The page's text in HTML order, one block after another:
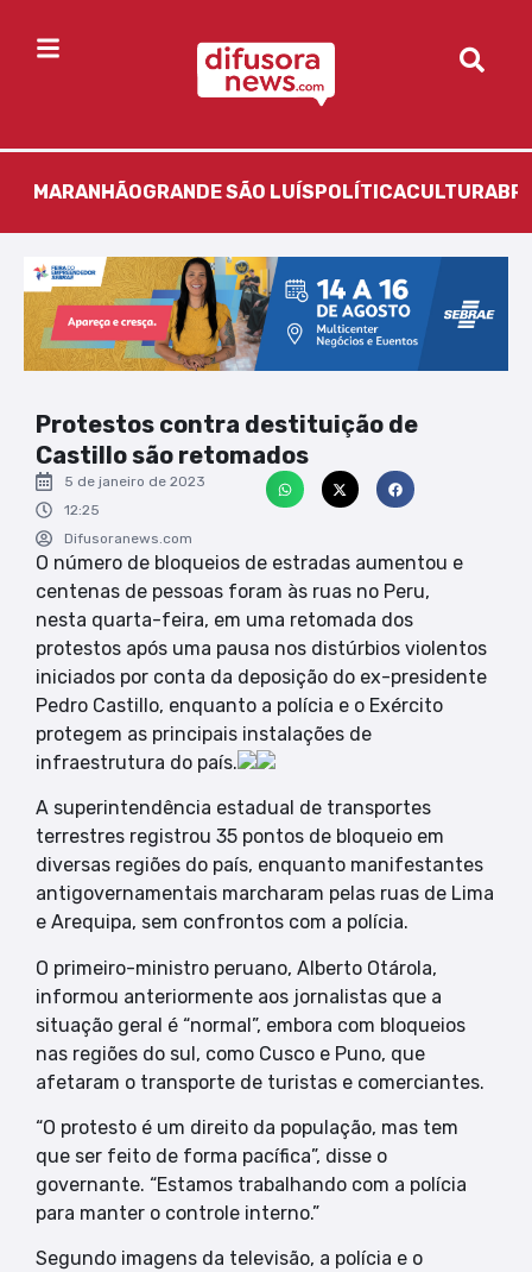
MARANHÃOGRANDE SÃO LUÍS POLÍTICACULTURA
Protestos contra destituição de
Castillo são retomados
5 de janeiro de 2023
12:25
Difusoranews.com
O número de bloqueios de estradas aumentou e
centenas de pessoas foram às ruas no Peru,
nesta quarta-feira, em uma retomada dos
protestos após uma pausa nos distúrbios violentos
iniciados por conta da deposição do ex-presidente
Pedro Castillo, enquanto a polícia e o Exército
protegem as principais instalações de
infraestrutura do país.
A superintendência estadual de transportes
terrestres registrou 35 pontos de bloqueio em
diversas regiões do país, enquanto manifestantes
antigovernamentais marcharam pelas ruas de Lima
e Arequipa, sem confrontos com a polícia.
O primeiro-ministro peruano, Alberto Otárola,
informou anteriormente aos jornalistas que a
situação geral é “normal”, embora com bloqueios
nas regiões do sul, como Cusco e Puno, que
afetaram o transporte de turistas e comerciantes.
“O protesto é um direito da população, mas tem
que ser feito de forma pacífica”, disse o
governante. “Estamos trabalhando com a polícia
para manter o controle interno.”
Segundo imagens da televisão, a polícia e o